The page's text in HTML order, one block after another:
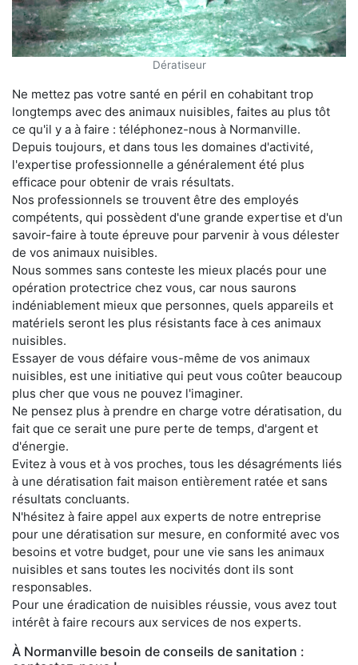
Dératiseur
Ne mettez pas votre santé en péril en cohabitant trop
longtemps avec des animaux nuisibles, faites au plus tôt
ce qu'il y a à faire : téléphonez-nous à Normanville.
Depuis toujours, et dans tous les domaines d'activité,
l'expertise professionnelle a généralement été plus
efficace pour obtenir de vrais résultats.
Nos professionnels se trouvent être des employés
compétents, qui possèdent d'une grande expertise et d'un
savoir-faire à toute épreuve pour parvenir à vous délester
de vos animaux nuisibles.
Nous sommes sans conteste les mieux placés pour une
opération protectrice chez vous, car nous saurons
indéniablement mieux que personnes, quels appareils et
matériels seront les plus résistants face à ces animaux
nuisibles.
Essayer de vous défaire vous-même de vos animaux
nuisibles, est une initiative qui peut vous coûter beaucoup
plus cher que vous ne pouvez l'imaginer.
Ne pensez plus à prendre en charge votre dératisation, du
fait que ce serait une pure perte de temps, d'argent et
d'énergie.
Evitez à vous et à vos proches, tous les désagréments liés
à une dératisation fait maison entièrement ratée et sans
résultats concluants.
N'hésitez à faire appel aux experts de notre entreprise
pour une dératisation sur mesure, en conformité avec vos
besoins et votre budget, pour une vie sans les animaux
nuisibles et sans toutes les nocivités dont ils sont
responsables.
Pour une éradication de nuisibles réussie, vous avez tout
intérêt à faire recours aux services de nos experts.
À Normanville besoin de conseils de sanitation :